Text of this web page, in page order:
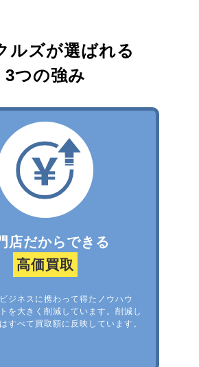
ルズが選ばれる
3つの強み
店だからできる
高価買取
ジネスに携わって得たノウハウ
を大きく削減しています。削減し
すべて買取額に反映しています。